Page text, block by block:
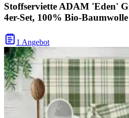
Stoffserviette ADAM 'Eden'
4er-Set, 100% Bio-Baumwolle
1 Angebot